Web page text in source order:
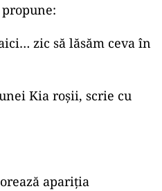
propune:
zic să lăsăm ceva în
Kia roșii, scrie cu
apariția